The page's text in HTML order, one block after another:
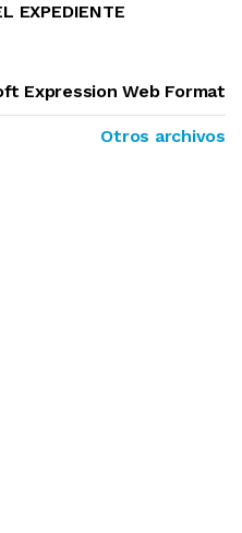
EXPEDIENTE
Expression Web Format
Otros archivos